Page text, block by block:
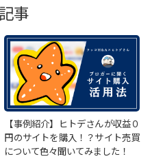
事
【事例紹介】ヒトデさんが収益０
円のサイトを購入！？サイト売買
について色々聞いてみました！